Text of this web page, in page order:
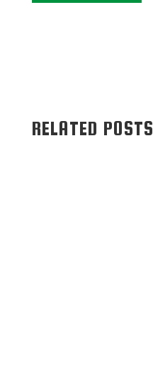
RELATED POSTS